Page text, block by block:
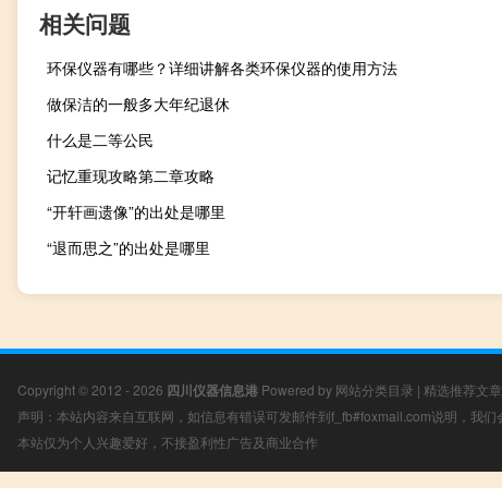
相关问题
环保仪器有哪些？详细讲解各类环保仪器的使用方法
做保洁的一般多大年纪退休
什么是二等公民
记忆重现攻略第二章攻略
“开轩画遗像”的出处是哪里
“退而思之”的出处是哪里
Copyright © 2012 - 2026 四川仪器信息港 Powered by 网站分类目录 | 精选推荐文章
声明：本站内容来自互联网，如信息有错误可发邮件到f_fb#foxmail.com说明，我们
本站仅为个人兴趣爱好，不接盈利性广告及商业合作